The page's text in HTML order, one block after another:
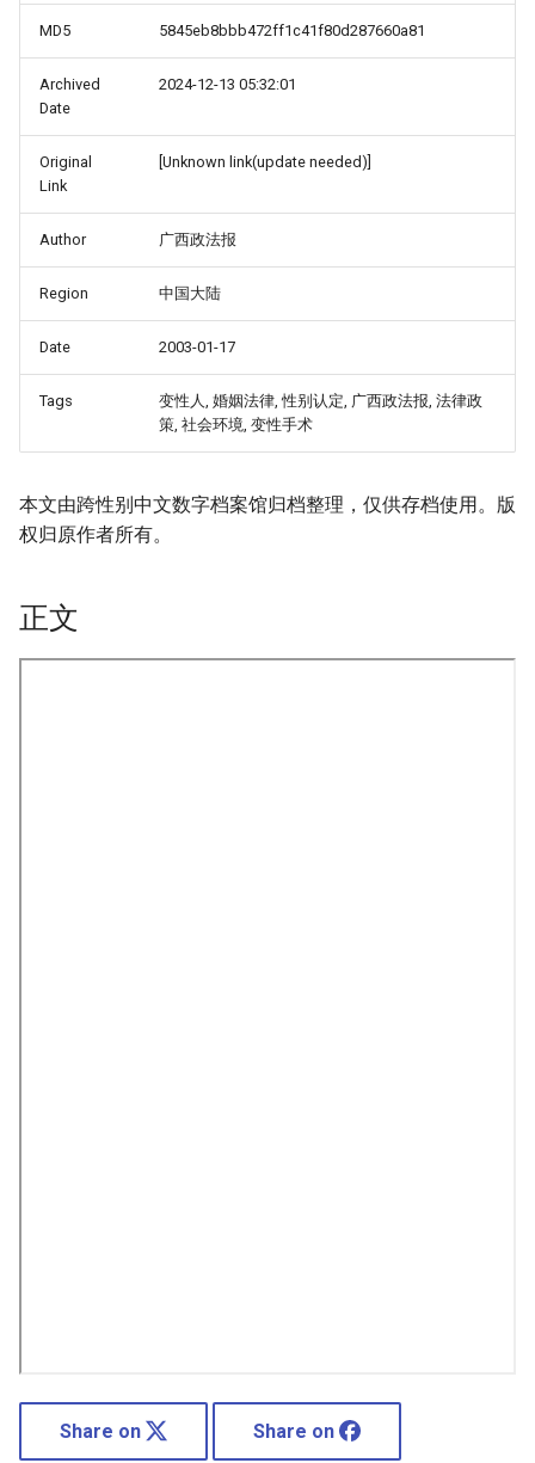
MD5 5845eb8bbb472ff1c41f80d287660a81
Archived
Date
2024-12-13 05:32:01
Original
Link
[Unknown link(update needed)]
Author 广西政法报
Region 中国大陆
Date 2003-01-17
Tags
变性人, 婚姻法律, 性别认定, 广西政法报, 法律政
策, 社会环境, 变性手术
本文由跨性别中文数字档案馆归档整理，仅供存档使用。版
权归原作者所有。
正文
Share on Share on